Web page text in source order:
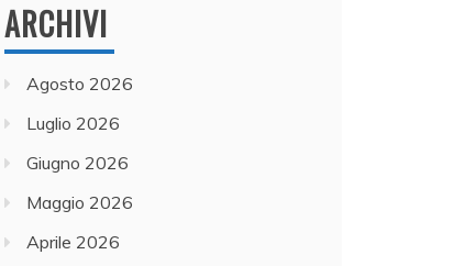
ARCHIVI
Agosto 2026
Luglio 2026
Giugno 2026
Maggio 2026
Aprile 2026